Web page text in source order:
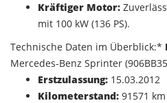
Kräftiger Motor:
mit 100 kW (136 PS).
Technische Daten im Überblick:*
Mercedes-Benz Sprinter
Erstzulassung: 15.03.2012
Kilometerstand: 91571 km